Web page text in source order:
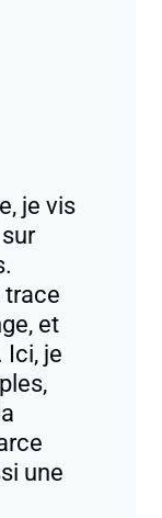
je vis
trace
et
Ici, je
une